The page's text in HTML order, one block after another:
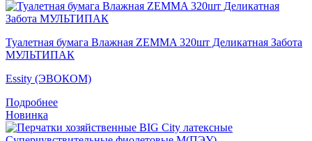
Туалетная бумага Влажная ZEMMA 320шт Деликатная Забота
МУЛЬТИПАК
Essity (ЭВОКОМ)
Подробнее
Новинка